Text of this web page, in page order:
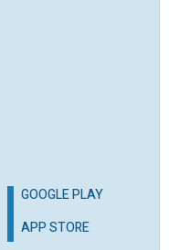
GOOGLE PLAY
APP STORE